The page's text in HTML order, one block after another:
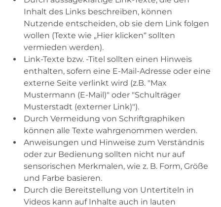
Inhalt des Links beschreiben, können
Nutzende entscheiden, ob sie dem Link folgen
wollen (Texte wie „Hier klicken“ sollten
vermieden werden).
Link-Texte bzw. -Titel sollten einen Hinweis
enthalten, sofern eine E-Mail-Adresse oder eine
externe Seite verlinkt wird (z.B. "Max
Mustermann (E-Mail)" oder "Schulträger
Musterstadt (externer Link)").
Durch Vermeidung von Schriftgraphiken
können alle Texte wahrgenommen werden.
Anweisungen und Hinweise zum Verständnis
oder zur Bedienung sollten nicht nur auf
sensorischen Merkmalen, wie z. B. Form, Größe
und Farbe basieren.
Durch die Bereitstellung von Untertiteln in
Videos kann auf Inhalte auch in lauten